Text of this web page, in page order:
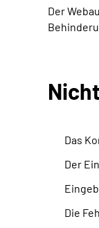
Der
Das
Der
Die